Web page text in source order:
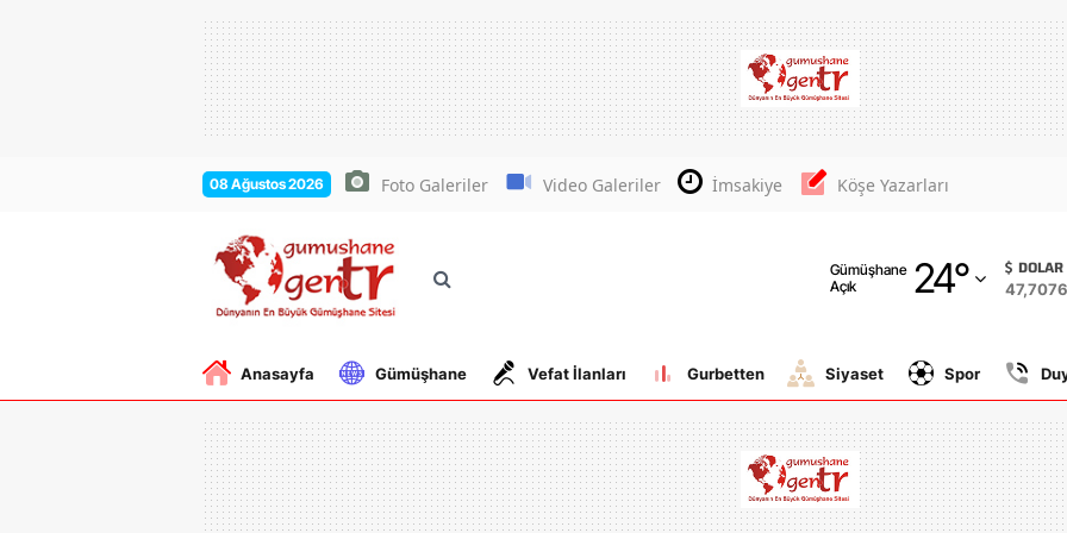
08 Ağustos 2026 Foto Galeriler Video Galeriler İmsakiye Köşe Yazarları
Gümüşhane
Açık
24°
Adana
Adıyaman
Amasya
Antalya
Aydın
Balıkesir
DOLAR
47,7076
Anasayfa Gümüşhane Vefat İlanları Gurbetten Siyaset Spor